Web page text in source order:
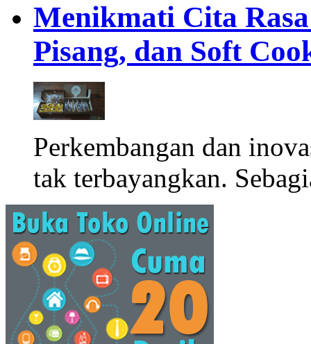
Menikmati Cita
Pisang, dan Soft
Perkembangan dan
tak terbayangkan.